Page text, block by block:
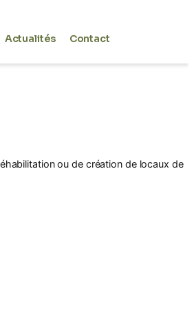
Actualités Contact
ou de création de locaux de